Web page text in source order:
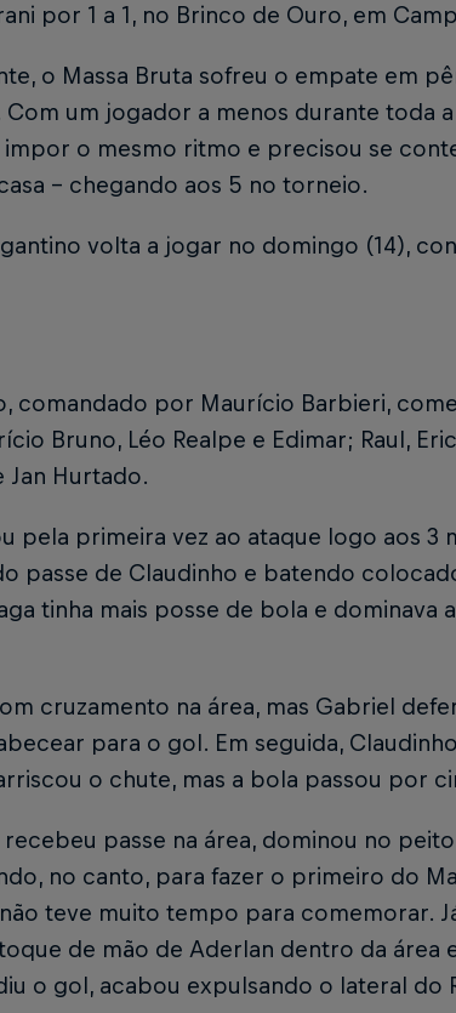
por 1 a 1, no Brinco de Ouro, em
o Massa Bruta sofreu o empate em
um jogador a menos durante toda
impor o mesmo ritmo e precisou se
– chegando aos 5 no torneio.
volta a jogar no domingo (14),
comandado por Maurício Barbieri,
Bruno, Léo Realpe e Edimar; Raul,
Jan Hurtado.
pela primeira vez ao ataque logo aos 3
passe de Claudinho e batendo
tinha mais posse de bola e dominava
cruzamento na área, mas Gabriel
para o gol. Em seguida,
o chute, mas a bola passou por
passe na área, dominou no
no canto, para fazer o primeiro do
teve muito tempo para comemorar.
de mão de Aderlan dentro da área
o gol, acabou expulsando o lateral do